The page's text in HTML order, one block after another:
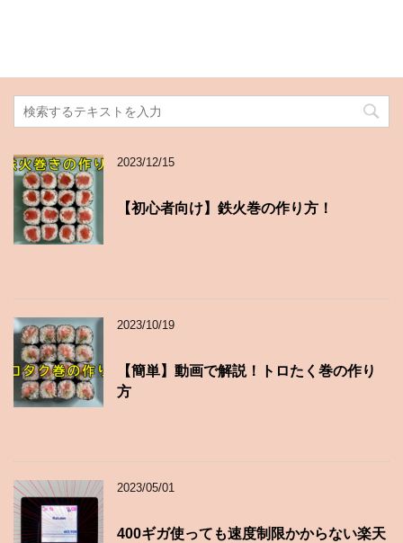
2023/12/15
【初心者向け】鉄火巻の作り方！
2023/10/19
【簡単】動画で解説！トロたく巻の作り
方
2023/05/01
400ギガ使っても速度制限かからない楽天